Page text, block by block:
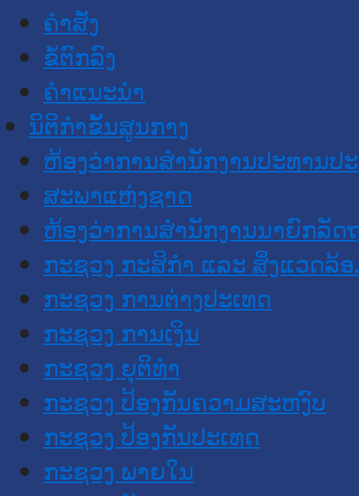
ຄໍາສັ່ງ
ຂໍ້ຕົກລົງ
ຄໍາແນະນໍາ
ນິຕິກໍາຂັ້ນສູນກາງ
ຫ້ອງວ່າການສໍານັກງານປະທານປ
ສະພາແຫ່ງຊາດ
ຫ້ອງວ່າການສຳນັກງານນາຍົກລັດ
ກະຊວງ ກະສິກຳ ແລະ ສິ່ງແວດລ້
ກະຊວງ ການຕ່າງປະເທດ
ກະຊວງ ການເງິນ
ກະຊວງ ຍຸຕິທໍາ
ກະຊວງ ປ້ອງກັນຄວາມສະຫງົບ
ກະຊວງ ປ້ອງກັນປະເທດ
ກະຊວງ ພາຍໃນ